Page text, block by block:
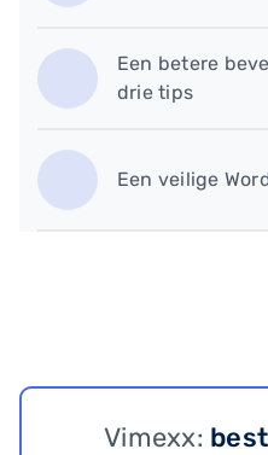
Een betere
drie tips
Een veilige
Vimexx: